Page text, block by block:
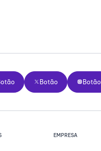
Botão
Botão
Botão
Botão
EMPRESA